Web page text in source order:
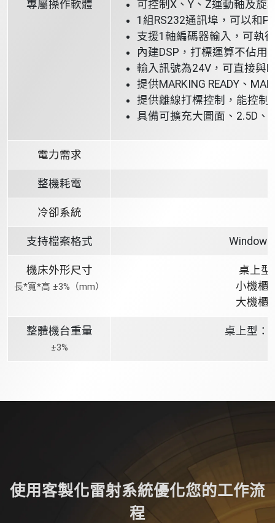
專屬操作軟體
可控制X、Y、Z運動軸及旋
1組RS232通訊埠，可以和
支援1軸編碼器輸入，可執
內建DSP，打標運算不佔用
輸入訊號為24V，可直接與
提供MARKING READY、
提供離線打標控制，能控制
具備可擴充大圖面、2.5D、
電力需求
整機耗電
冷卻系統
支持檔案格式
機床外形尺寸
長*寬*高 ±3%（mm）
桌上
小機櫃
大機櫃
整體機台重量
±3%
桌上型：
使用客製化雷射系統優化您的工作流
程